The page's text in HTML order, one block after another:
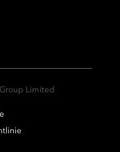
Limited